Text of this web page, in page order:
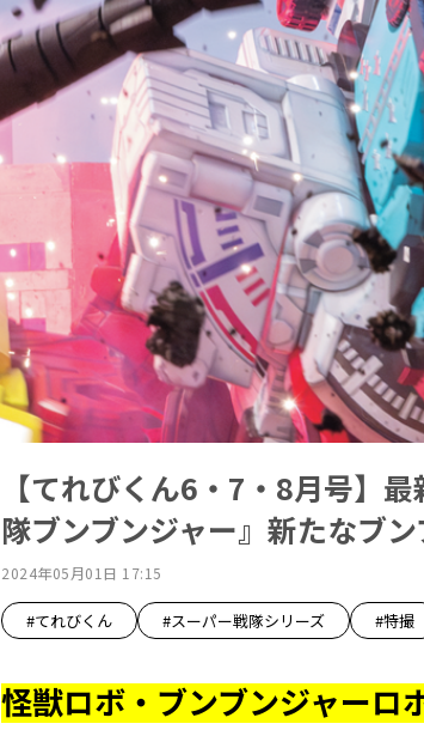
【てれびくん6・7・8月号】
隊ブンブンジャー』新たなブ
2024年05月01日 17:15
#てれびくん #スーパー戦隊シリーズ #特撮
怪獣ロボ・ブンブンジャーロ